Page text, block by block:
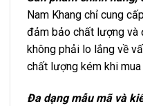
Nam Khang chỉ cung
đảm bảo chất lượng và
không phải lo lắng về
chất lượng kém khi
Đa dạng mẫu mã và